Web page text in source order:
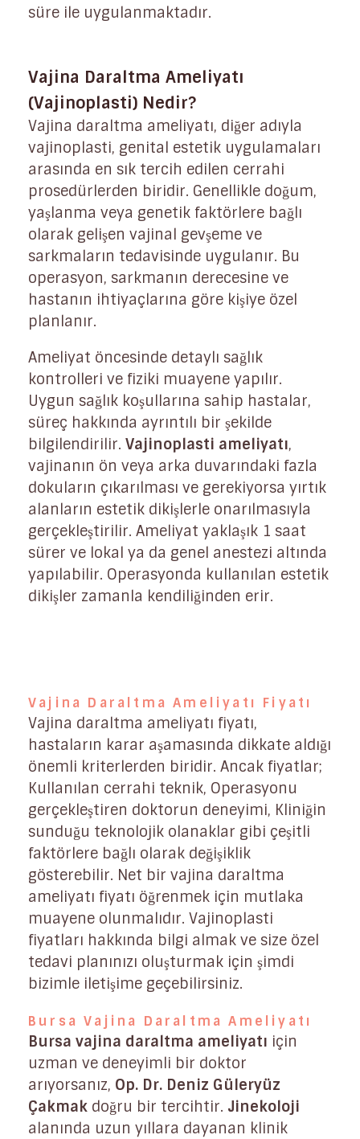
süre ile uygulanmaktadır.
Vajina Daraltma Ameliyatı
(Vajinoplasti) Nedir?
Vajina daraltma ameliyatı, diğer adıyla
vajinoplasti, genital estetik uygulamaları
arasında en sık tercih edilen cerrahi
prosedürlerden biridir. Genellikle doğum,
yaşlanma veya genetik faktörlere bağlı
olarak gelişen vajinal gevşeme ve
sarkmaların tedavisinde uygulanır. Bu
operasyon, sarkmanın derecesine ve
hastanın ihtiyaçlarına göre kişiye özel
planlanır.
Ameliyat öncesinde detaylı sağlık
kontrolleri ve fiziki muayene yapılır.
Uygun sağlık koşullarına sahip hastalar,
süreç hakkında ayrıntılı bir şekilde
bilgilendirilir. Vajinoplasti ameliyatı,
vajinanın ön veya arka duvarındaki fazla
dokuların çıkarılması ve gerekiyorsa yırtık
alanların estetik dikişlerle onarılmasıyla
gerçekleştirilir. Ameliyat yaklaşık 1 saat
sürer ve lokal ya da genel anestezi altında
yapılabilir. Operasyonda kullanılan estetik
dikişler zamanla kendiliğinden erir.
Vajina Daraltma Ameliyatı Fiyatı
Vajina daraltma ameliyatı fiyatı,
hastaların karar aşamasında dikkate aldığı
önemli kriterlerden biridir. Ancak fiyatlar;
Kullanılan cerrahi teknik, Operasyonu
gerçekleştiren doktorun deneyimi, Kliniğin
sunduğu teknolojik olanaklar gibi çeşitli
faktörlere bağlı olarak değişiklik
gösterebilir. Net bir vajina daraltma
ameliyatı fiyatı öğrenmek için mutlaka
muayene olunmalıdır. Vajinoplasti
fiyatları hakkında bilgi almak ve size özel
tedavi planınızı oluşturmak için şimdi
bizimle iletişime geçebilirsiniz.
Bursa Vajina Daraltma Ameliyatı
Bursa vajina daraltma ameliyatı için
uzman ve deneyimli bir doktor
arıyorsanız, Op. Dr. Deniz Güleryüz
Çakmak doğru bir tercihtir. Jinekoloji
alanında uzun yıllara dayanan klinik